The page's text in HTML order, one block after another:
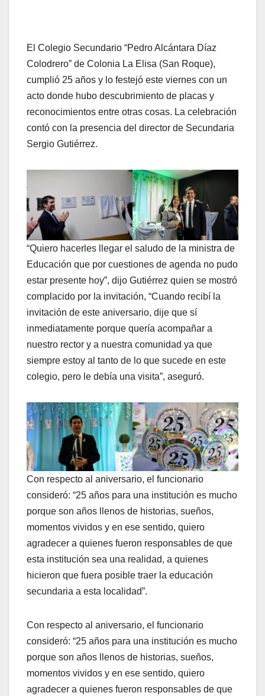
El Colegio Secundario “Pedro Alcántara Díaz
Colodrero” de Colonia La Elisa (San Roque),
cumplió 25 años y lo festejó este viernes con un
acto donde hubo descubrimiento de placas y
reconocimientos entre otras cosas. La celebración
contó con la presencia del director de Secundaria
Sergio Gutiérrez.
“Quiero hacerles llegar el saludo de la ministra de
Educación que por cuestiones de agenda no pudo
estar presente hoy”, dijo Gutiérrez quien se mostró
complacido por la invitación, “Cuando recibí la
invitación de este aniversario, dije que sí
inmediatamente porque quería acompañar a
nuestro rector y a nuestra comunidad ya que
siempre estoy al tanto de lo que sucede en este
colegio, pero le debía una visita”, aseguró.
Con respecto al aniversario, el funcionario
consideró: “25 años para una institución es mucho
porque son años llenos de historias, sueños,
momentos vividos y en ese sentido, quiero
agradecer a quienes fueron responsables de que
esta institución sea una realidad, a quienes
hicieron que fuera posible traer la educación
secundaria a esta localidad”.
Con respecto al aniversario, el funcionario
consideró: “25 años para una institución es mucho
porque son años llenos de historias, sueños,
momentos vividos y en ese sentido, quiero
agradecer a quienes fueron responsables de que